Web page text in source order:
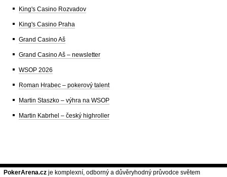
King's Casino Rozvadov
King's Casino Praha
Grand Casino Aš
Grand Casino Aš – newsletter
WSOP 2026
Roman Hrabec – pokerový talent
Martin Staszko – výhra na WSOP
Martin Kabrhel – český highroller
PokerArena.cz je komplexní, odborný a důvěryhodný průvodce světem